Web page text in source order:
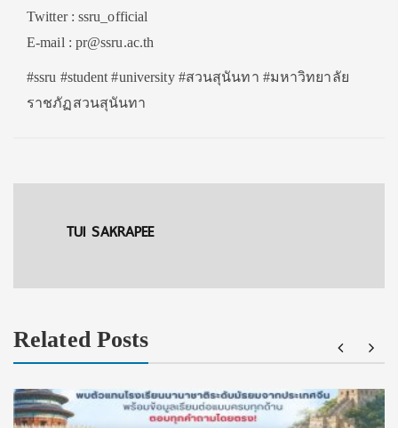
Twitter : ssru_official
E-mail : pr@ssru.ac.th
#ssru #student #university #สวนสุนันทา #มหาวิทยาลัย
ราชภัฏสวนสุนันทา
TUI SAKRAPEE
Related Posts